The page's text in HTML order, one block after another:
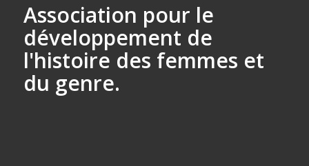
Association pour le
développement de
l'histoire des femmes et
du genre.